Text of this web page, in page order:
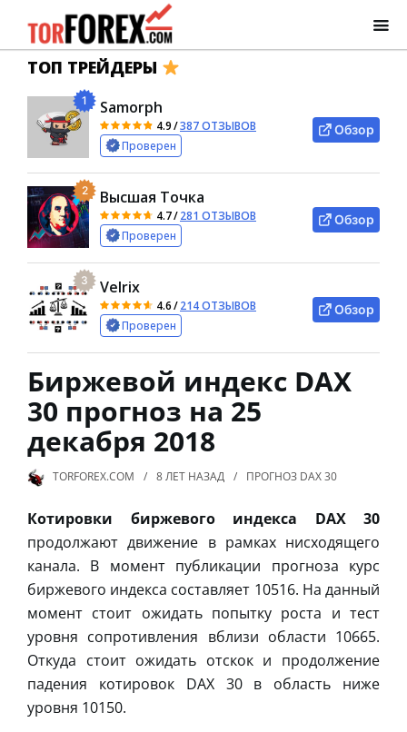
ТОП ТРЕЙДЕРЫ
1 Samorph
4.9/387 ОТЗЫВОВ
Проверен
Обзор
2 Высшая Точка
4.7/281 ОТЗЫВОВ
Проверен
Обзор
3 Velrix
4.6/214 ОТЗЫВОВ
Проверен
Обзор
Биржевой индекс DAX
30 прогноз на 25
декабря 2018
TORFOREX.COM 8 ЛЕТ НАЗАД ПРОГНОЗ DAX 30
Котировки биржевого индекса DAX 30
продолжают движение в рамках нисходящего
канала. В момент публикации прогноза курс
биржевого индекса составляет 10516. На данный
момент стоит ожидать попытку роста и тест
уровня сопротивления вблизи области 10665.
Откуда стоит ожидать отскок и продолжение
падения котировок DAX 30 в область ниже
уровня 10150.